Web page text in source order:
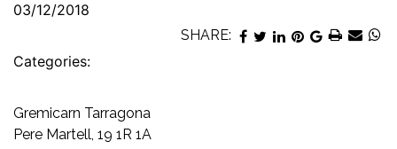
03/12/2018
SHARE:
Categories:
Gremicarn Tarragona
Pere Martell, 19 1R 1A